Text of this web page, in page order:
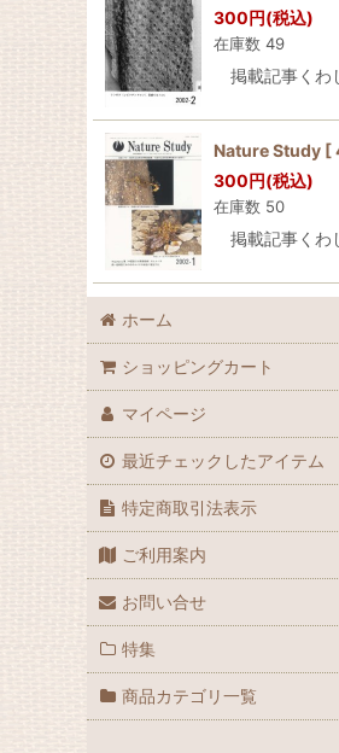
300円(税込)
在庫数 49
掲載記事く
Nature Study [
300円(税込)
在庫数 50
掲載記事く
ホーム
ショッピングカート
マイページ
最近チェックしたアイテム
特定商取引法表示
ご利用案内
お問い合せ
特集
商品カテゴリ一覧